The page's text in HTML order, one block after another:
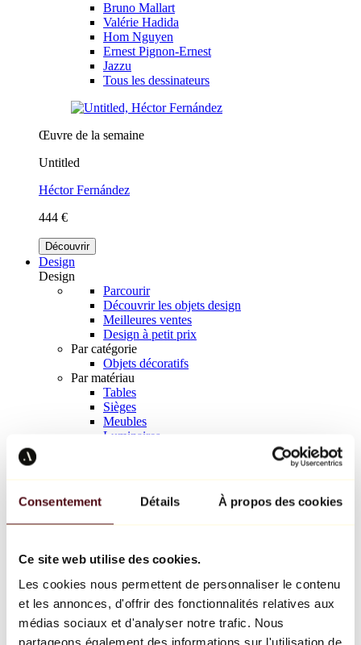
Consentement Détails À propos des cookies
Ce site web utilise des cookies.
Les cookies nous permettent de personnaliser le contenu
et les annonces, d'offrir des fonctionnalités relatives aux
médias sociaux et d'analyser notre trafic. Nous
partageons également des informations sur l'utilisation de
Bruno Mallart
Valérie Hadida
Hom Nguyen
Ernest Pignon-Ernest
Jazzu
Tous les dessinateurs
Œuvre de la semaine
Untitled
Héctor Fernández
444 €
Découvrir
Design
Design
Parcourir
Découvrir les objets design
Meilleures ventes
Design à petit prix
Par catégorie
Objets décoratifs
Par matériau
Tables
Sièges
Meubles
Luminaires
Richard Orlinski
Keith Haring
Jeff Koons
Jean-Michel Basquiat
Tous les designers
Œuvre de la semaine